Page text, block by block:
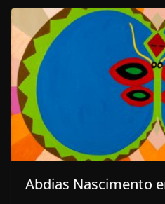
Abdias Nascimento